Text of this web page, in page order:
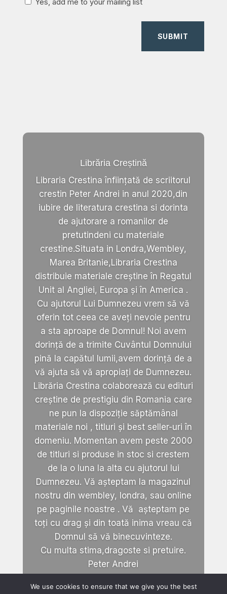
SUBMIT
Librăria Creștină
Libraria Crestina înființată de scriitorul
crestin Peter Andrei in anul 2020,din
iubire de literatura crestina si dorinta
de ajutorare a romanilor de
pretutindeni cu materiale
crestine.Situata in Londra,Wembley,
Marea Britanie,Libraria Crestina
distribuie materiale creștine în Regatul
Unit al Angliei, Europa și în America .
Cu ajutorul Lui Dumnezeu vrem să vă
oferin tot ceea ce aveți nevoie pentru
a sta aproape de Domnul! Noi avem
dorință de a trimite Cuvântul Domnului
pină la capătul lumii,avem dorință de a
vă ajuta să vă apropiați de Dumnezeu.
Librăria Crestina colaborează cu edituri
creștine de prestigiu din Romania care
ne pun la dispoziție săptămânal
materiale noi , titluri și best seller-uri în
domeniu. Momentan avem peste 2000
de titluri si produse in stoc si crestem
de la o luna la alta cu ajutorul lui
Dumnezeu. Vă așteptam la magazinul
nostru din wembley, londra, sau online
pe paginile noastre . Vă așteptam pe
toți cu drag și din toată inima vreau că
Domnul să vă binecuvinteze.
Cu multa stima,dragoste si pretuire.
Peter Andrei
We use cookies to ensure that we give you the best